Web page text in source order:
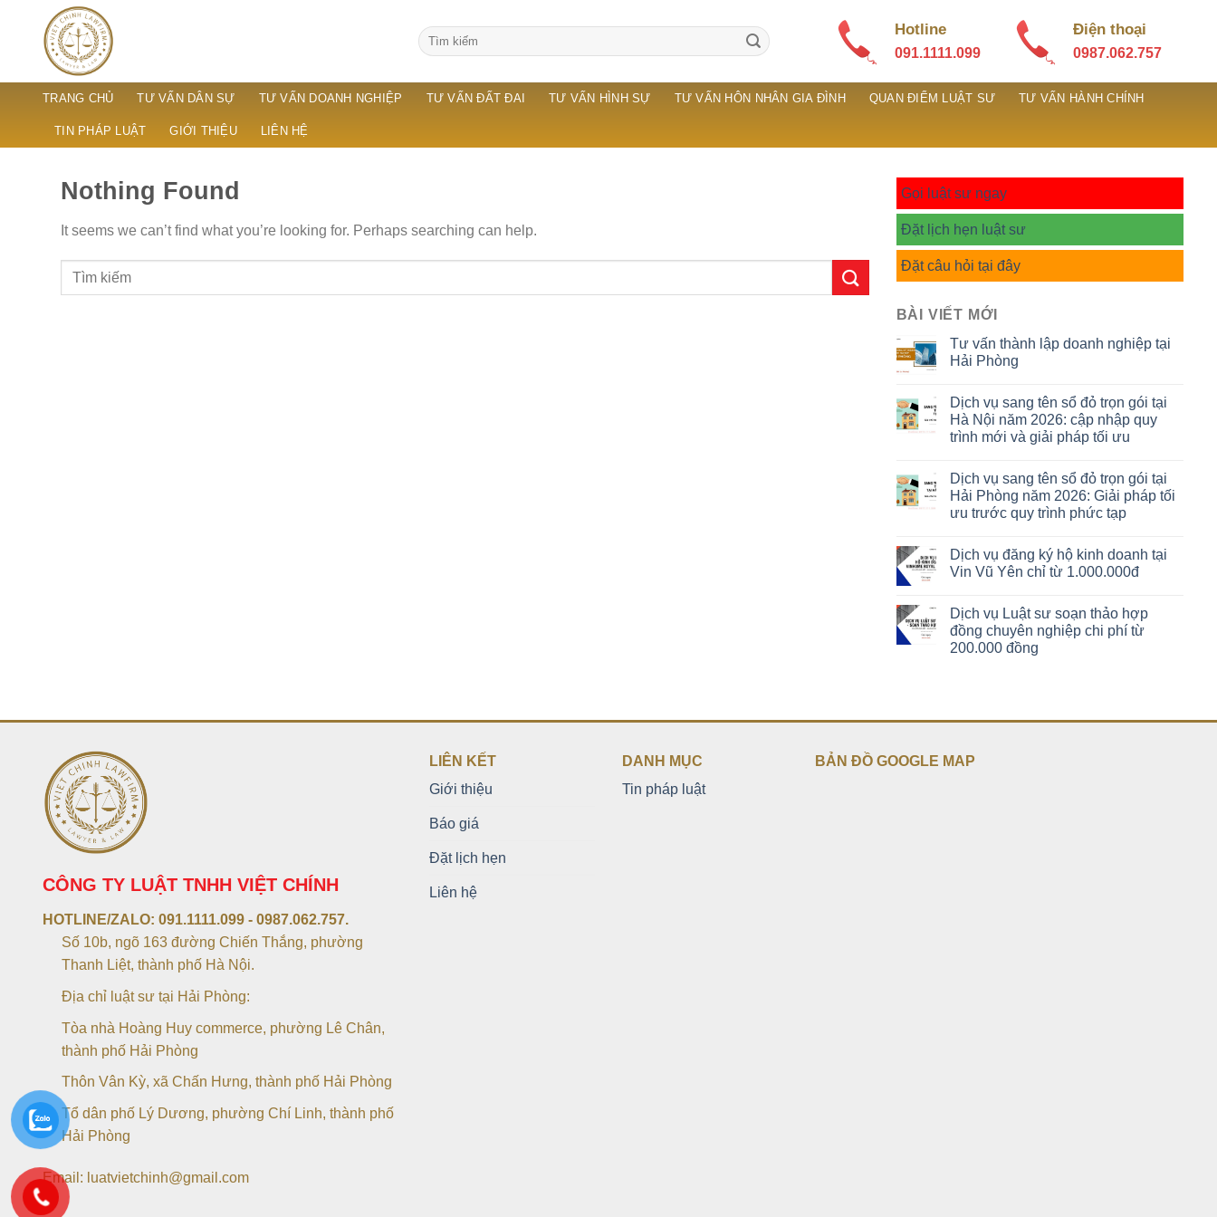
content
Hotline
091.1111.099
Điện thoại
0987.062.757
TRANG CHỦ TƯ VẤN DÂN SỰ TƯ VẤN DOANH NGHIỆP TƯ VẤN ĐẤT ĐAI TƯ VẤN HÌNH SỰ TƯ VẤN HÔN NHÂN GIA ĐÌNH QUAN ĐIỂM LUẬT SƯ TƯ VẤN HÀNH CHÍNH
TIN PHÁP LUẬT GIỚI THIỆU LIÊN HỆ
Nothing Found
It seems we can’t find what you’re looking for. Perhaps searching can help.
Gọi luật sư ngay
Đặt lịch hẹn luật sư
Đặt câu hỏi tại đây
BÀI VIẾT MỚI
Tư vấn thành lập doanh nghiệp tại
Hải Phòng
Dịch vụ sang tên sổ đỏ trọn gói tại
Hà Nội năm 2026: cập nhập quy
trình mới và giải pháp tối ưu
Dịch vụ sang tên sổ đỏ trọn gói tại
Hải Phòng năm 2026: Giải pháp tối
ưu trước quy trình phức tạp
Dịch vụ đăng ký hộ kinh doanh tại
Vin Vũ Yên chỉ từ 1.000.000đ
Dịch vụ Luật sư soạn thảo hợp
đồng chuyên nghiệp chi phí từ
200.000 đồng
CÔNG TY LUẬT TNHH VIỆT CHÍNH
HOTLINE/ZALO: 091.1111.099 - 0987.062.757.
Số 10b, ngõ 163 đường Chiến Thắng, phường
Thanh Liệt, thành phố Hà Nội.
Địa chỉ luật sư tại Hải Phòng:
Tòa nhà Hoàng Huy commerce, phường Lê Chân,
thành phố Hải Phòng
Thôn Vân Kỳ, xã Chấn Hưng, thành phố Hải Phòng
Tổ dân phố Lý Dương, phường Chí Linh, thành phố
Hải Phòng
Email: luatvietchinh@gmail.com
LIÊN KẾT
Giới thiệu
Báo giá
Đặt lịch hẹn
Liên hệ
DANH MỤC
Tin pháp luật
BẢN ĐỒ GOOGLE MAP